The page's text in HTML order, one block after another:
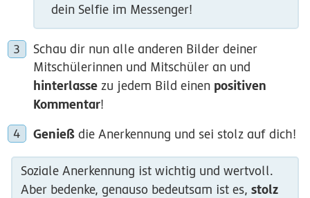
dein Selfie im Messenger!
Schau dir nun alle anderen Bilder deiner
Mitschülerinnen und Mitschüler an und
hinterlasse zu jedem Bild einen positiven
Kommentar!
Genieß die Anerkennung und sei stolz auf dich!
Soziale Anerkennung ist wichtig und wertvoll.
Aber bedenke, genauso bedeutsam ist es, stolz